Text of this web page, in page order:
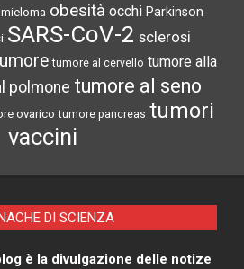
mieloma obesità occhi Parkinson
SARS-CoV-2 sclerosi
tumore al cervello tumore alla
polmone tumore al seno
ovarico tumore pancreas tumori
vaccini
DI SCIENZA
è la divulgazione delle notize